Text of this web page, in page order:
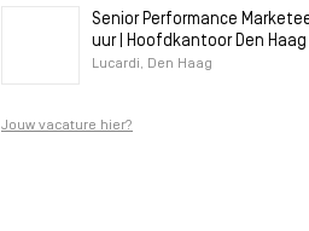
Senior Performance
uur | Hoofdkantoor Den
Lucardi, Den Haag
Jouw vacature hier?